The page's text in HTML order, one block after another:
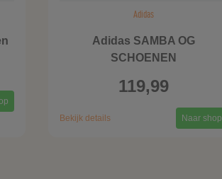
Adidas
Adidas SAMBA OG
SCHOENEN
119,99
Bekijk details Naar shop